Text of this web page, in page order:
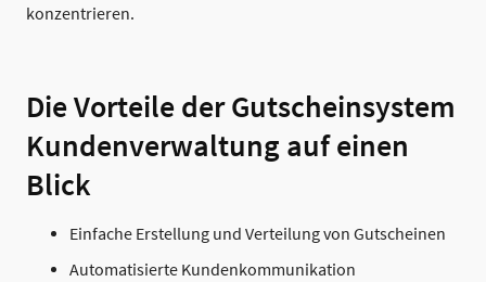
konzentrieren.
Die Vorteile der Gutscheinsystem
Kundenverwaltung auf einen
Blick
Einfache Erstellung und Verteilung von Gutscheinen
Automatisierte Kundenkommunikation